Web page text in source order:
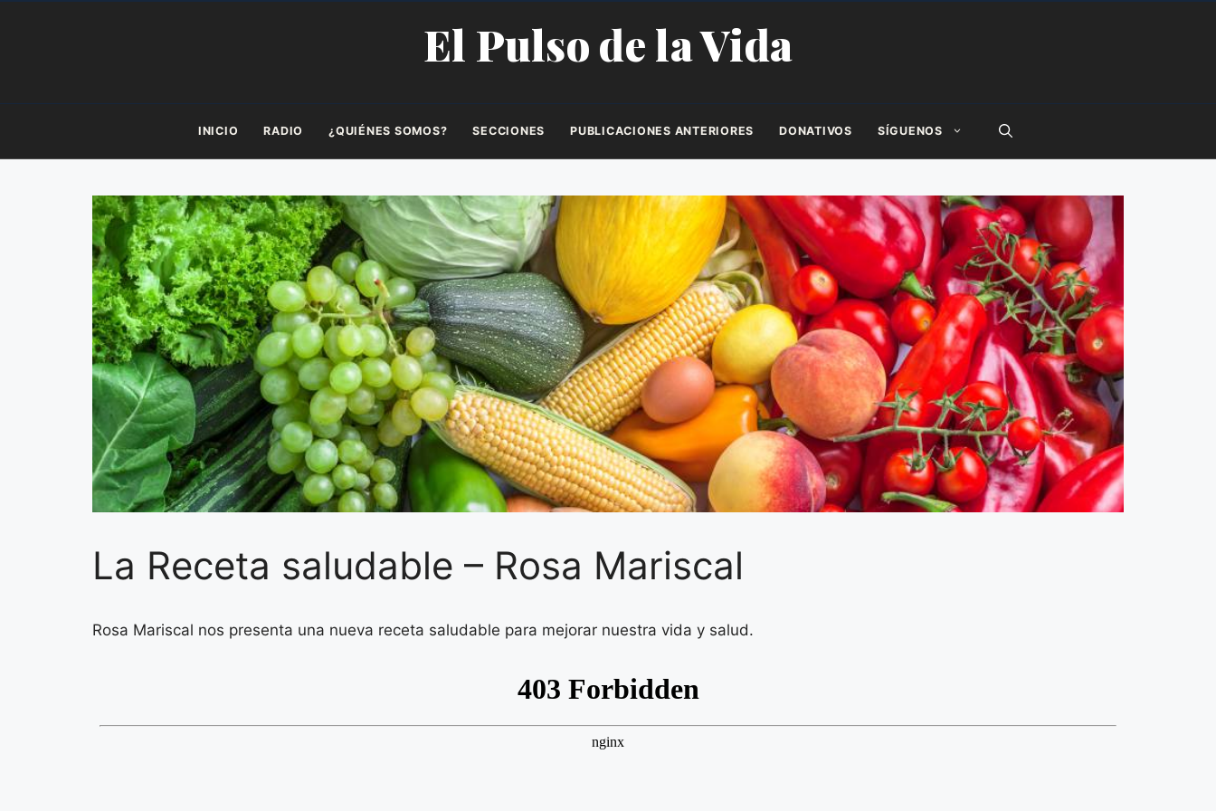
El Pulso de la Vida
INICIO RADIO ¿QUIÉNES SOMOS? SECCIONES PUBLICACIONES ANTERIORES DONATIVOS SÍGUENOS
La Receta saludable – Rosa Mariscal
Rosa Mariscal nos presenta una nueva receta saludable para mejorar nuestra vida y salud.